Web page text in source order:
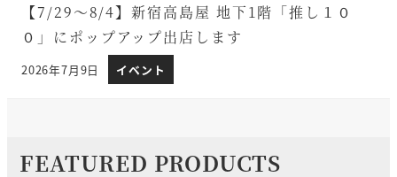
【7/29～8/4】新宿高島屋 地下1階「推し１０
０」にポップアップ出店します
投稿日
2026年7月9日 イベント
FEATURED PRODUCTS